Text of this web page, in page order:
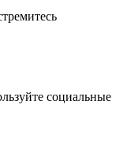
социальные